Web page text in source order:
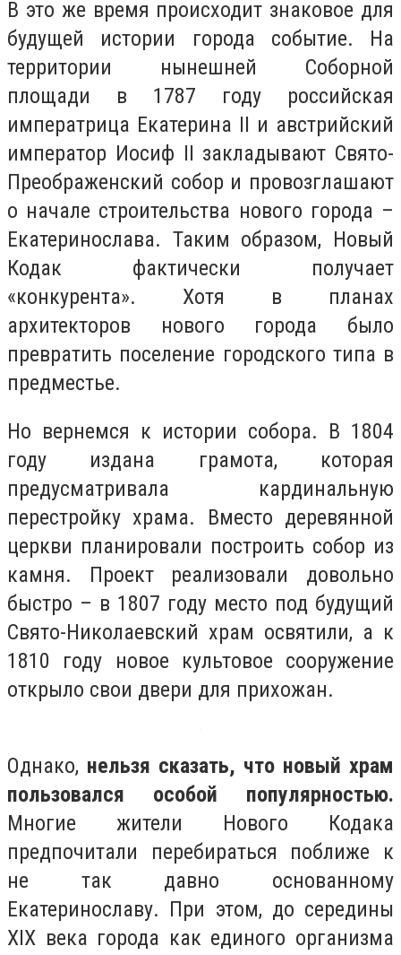
В это же время происходит знаковое для
будущей истории города событие. На
территории нынешней Соборной
площади в 1787 году российская
императрица Екатерина ІІ и австрийский
император Иосиф ІІ закладывают Свято-
Преображенский собор и провозглашают
о начале строительства нового города –
Екатеринослава. Таким образом, Новый
Кодак фактически получает
«конкурента». Хотя в планах
архитекторов нового города было
превратить поселение городского типа в
предместье.
Но вернемся к истории собора. В 1804
году издана грамота, которая
предусматривала кардинальную
перестройку храма. Вместо деревянной
церкви планировали построить собор из
камня. Проект реализовали довольно
быстро – в 1807 году место под будущий
Свято-Николаевский храм освятили, а к
1810 году новое культовое сооружение
открыло свои двери для прихожан.
Однако, нельзя сказать, что новый храм
пользовался особой популярностью.
Многие жители Нового Кодака
предпочитали перебираться поближе к
не так давно основанному
Екатеринославу. При этом, до середины
XIX века города как единого организма